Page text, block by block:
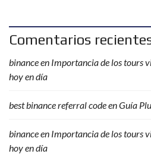
Comentarios
binanceen Importancia de los tours
hoy en día
best binance referral codeenGuía
binanceen Importancia de los tours
hoy en día